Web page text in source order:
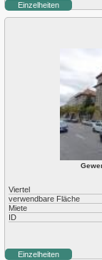
Einzelheiten
Viertel
verwendbare Fläche
Miete
ID
Einzelheiten